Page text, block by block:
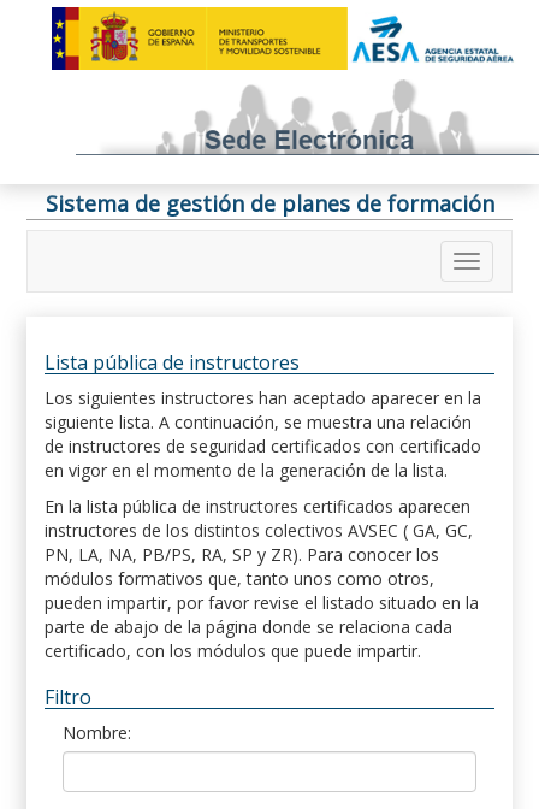
Sistema de gestión de planes de formación
Lista pública de instructores
Los siguientes instructores han aceptado aparecer en la
siguiente lista. A continuación, se muestra una relación
de instructores de seguridad certificados con certificado
en vigor en el momento de la generación de la lista.
En la lista pública de instructores certificados aparecen
instructores de los distintos colectivos AVSEC ( GA, GC,
PN, LA, NA, PB/PS, RA, SP y ZR). Para conocer los
módulos formativos que, tanto unos como otros,
pueden impartir, por favor revise el listado situado en la
parte de abajo de la página donde se relaciona cada
certificado, con los módulos que puede impartir.
Filtro
Nombre: